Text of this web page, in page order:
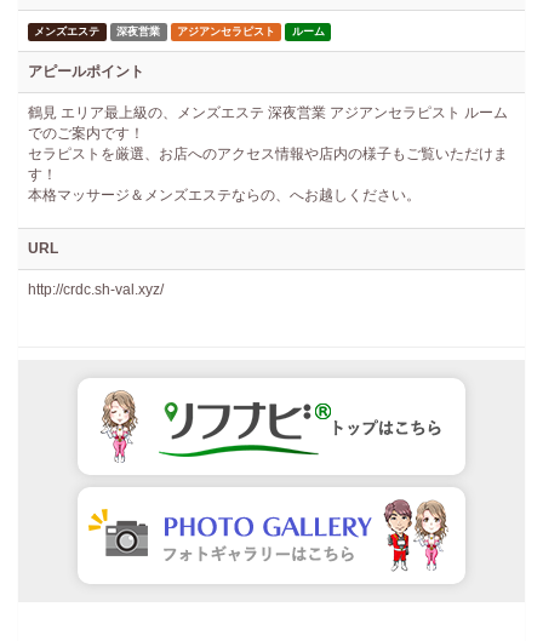
メンズエステ 深夜営業 アジアンセラピスト ルーム
アピールポイント
鶴見 エリア最上級の、メンズエステ 深夜営業 アジアンセラピスト ルーム
でのご案内です！
セラピストを厳選、お店へのアクセス情報や店内の様子もご覧いただけま
す！
本格マッサージ＆メンズエステならの、へお越しください。
URL
http://crdc.sh-val.xyz/